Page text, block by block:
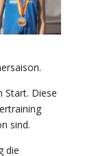
Start. Diese
sind.
die